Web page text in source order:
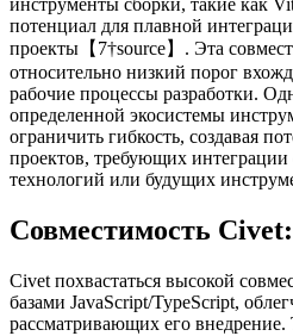
Совместимость Civet с
средами разработки, включая
инструменты сборки, такие как
потенциал для плавной
проекты【7†source】. Эта
относительно низкий порог
рабочие процессы разработки.
определенной экосистемы
проектов, требующих интеграции
технологий или будущих
Совместимость